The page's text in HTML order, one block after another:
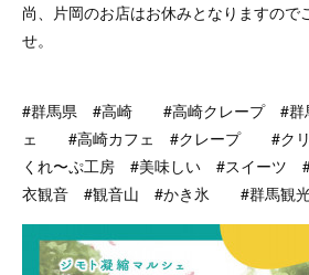
尚、片岡のお店はお休みとなりますので
せ。
#群馬県 #高崎 #高崎クレープ #群
ェ #高崎カフェ #クレープ #クリ
くれ〜ぷ工房 #美味しい #スイーツ
衣観音 #観音山 #かき氷 #群馬観